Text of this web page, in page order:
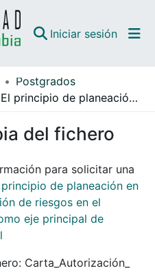
Iniciar sesión
Postgrados
El principio de planeación en el contrato estatal: asignación de riesgos en el contrato de obra pública como eje principal de responsabilidad contractual
del fichero
para solicitar una
principio de planeación en
de riesgos en el
eje principal de
Carta_Autorización_